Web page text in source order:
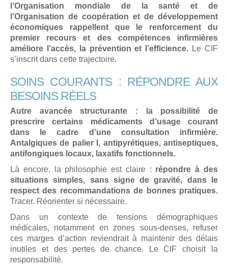
l’Organisation mondiale de la santé et de
l’Organisation de coopération et de développement
économiques rappellent que le renforcement du
premier recours et des compétences infirmières
améliore l’accès, la prévention et l’efficience. Le CIF
s’inscrit dans cette trajectoire.
SOINS COURANTS : RÉPONDRE AUX
BESOINS RÉELS
Autre avancée structurante : la possibilité de
prescrire certains médicaments d’usage courant
dans le cadre d’une consultation infirmière.
Antalgiques de palier I, antipyrétiques, antiseptiques,
antifongiques locaux, laxatifs fonctionnels.
Là encore, la philosophie est claire : répondre à des
situations simples, sans signe de gravité, dans le
respect des recommandations de bonnes pratiques.
Tracer. Réorienter si nécessaire.
Dans un contexte de tensions démographiques
médicales, notamment en zones sous-denses, refuser
ces marges d’action reviendrait à maintenir des délais
inutiles et des pertes de chance. Le CIF choisit la
responsabilité.